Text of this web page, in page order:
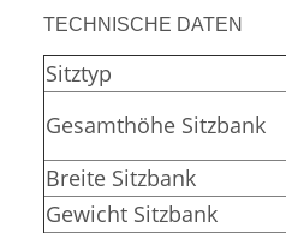
TECHNISCHE DATEN
Sitztyp
Gesamthöhe Sitzbank
Breite Sitzbank
Gewicht Sitzbank